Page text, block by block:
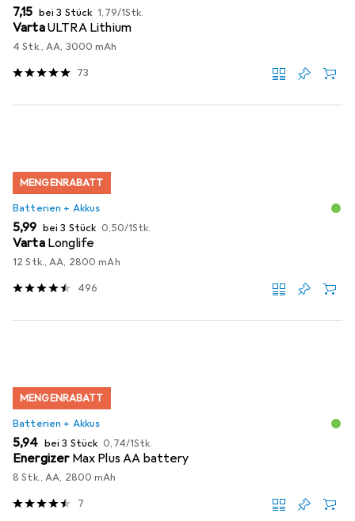
EUR
7,15 bei 3 Stück EUR
1,79/1Stk.
VartaULTRA Lithium
4 Stk., AA, 3000 mAh
73
MENGENRABATT
Batterien + Akkus
EUR
5,99 bei 3 Stück EUR
0,50/1Stk.
Varta Longlife
12 Stk., AA, 2800 mAh
496
MENGENRABATT
Batterien + Akkus
EUR
5,94 bei 3 Stück EUR
0,74/1Stk.
Energizer Max Plus AA battery
8 Stk., AA, 2800 mAh
7